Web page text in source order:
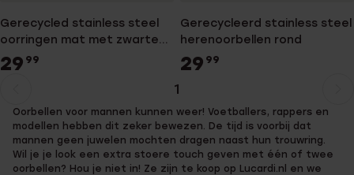
Gerecycled stainless steel
oorringen mat met zwarte
kabel voor heren
29 99
Gerecycleerd stainless steel
herenoorbellen rond
29 99
pagina
1
naar
pagina
Oorbellen voor mannen kunnen weer! Voetballers, rappers en
modellen hebben dit zeker bewezen. De tijd is voorbij dat
mannen geen juwelen mochten dragen naast hun trouwring.
Wil je je look een extra stoere touch geven met één of twee
oorbellen? Hou je niet in! Ze zijn te koop op Lucardi.nl en we